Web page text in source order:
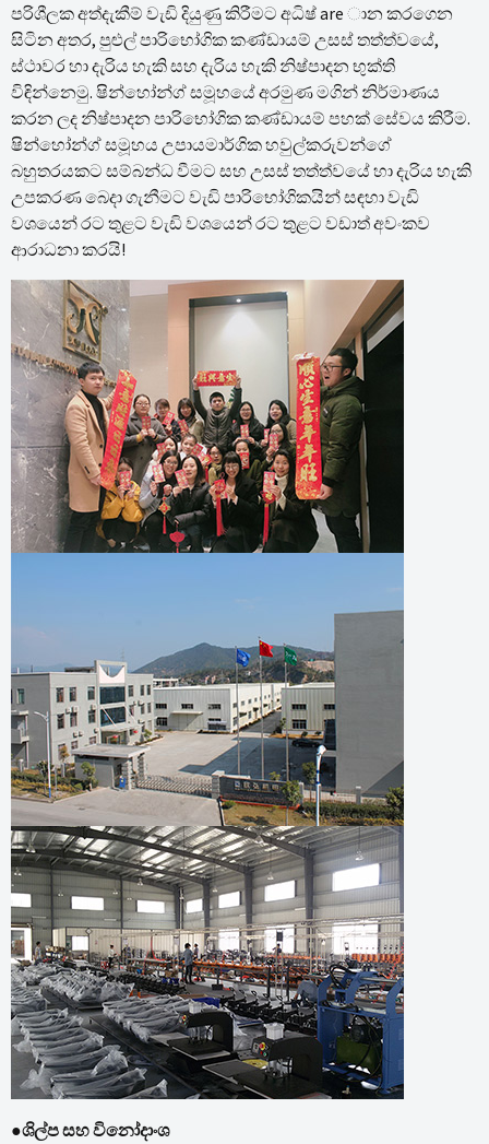
පරිශීලක අත්දැකීම් වැඩි දියුණු කිරීමට අධිෂ් are ාන කරගෙන
සිටින අතර, පුළුල් පාරිභෝගික කණ්ඩායම් උසස් තත්ත්වයේ,
ස්ථාවර හා දැරිය හැකි සහ දැරිය හැකි නිෂ්පාදන භුක්ති
විඳින්නෙමු. ෂින්හෝන්ග් සමූහයේ අරමුණ මගින් නිර්මාණය
කරන ලද නිෂ්පාදන පාරිභෝගික කණ්ඩායම් පහක් සේවය කිරීම.
ෂින්හෝන්ග් සමූහය උපායමාර්ගික හවුල්කරුවන්ගේ
බහුතරයකට සම්බන්ධ වීමට සහ උසස් තත්ත්වයේ හා දැරිය හැකි
උපකරණ බෙදා ගැනීමට වැඩි පාරිභෝගිකයින් සඳහා වැඩි
වශයෙන් රට තුළට වැඩි වශයෙන් රට තුළට වඩාත් අවංකව
ආරාධනා කරයි!
●ශිල්ප සහ විනෝදාංශ